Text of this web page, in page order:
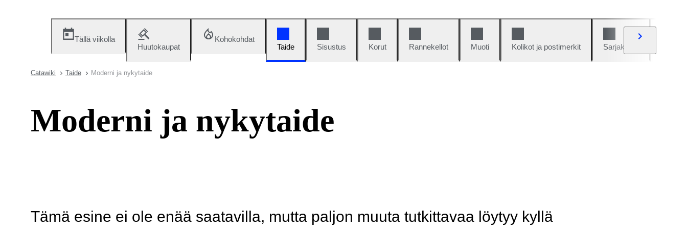
Tällä viikolla
Huutokaupat
Kohokohdat
Taide
Sisustus Korut Rannekellot Muoti Kolikot ja postimerkit Sarjakuvat
Catawiki Taide Moderni ja nykytaide
Moderni ja nykytaide
Tämä esine ei ole enää saatavilla, mutta paljon muuta tutkittavaa löytyy kyllä